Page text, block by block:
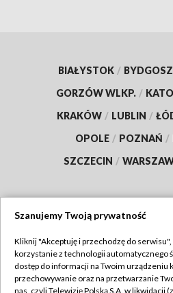
BIAŁYSTOK /
GORZÓW WLKP. /
KRAKÓW / LUBLIN /
OPOLE / POZNAŃ /
SZCZECIN /
TVP
Abonament TVP
Szanujemy Twoją prywatność
Kliknij "Akceptuję i przechodzę do serwisu",
korzystanie z technologii automatycznego
dostęp do informacji na Twoim urządzeniu
przechowywanie oraz na przetwarzanie
nas, czyli Telewizję Polską S.A. w likwidacji